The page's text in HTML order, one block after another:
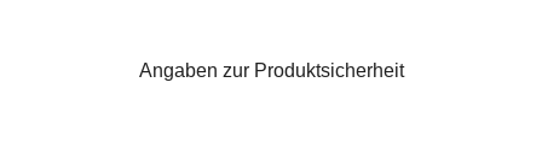
Angaben zur Produktsicherheit